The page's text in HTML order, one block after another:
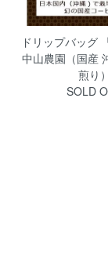
ドリップバッグ
中山農園（国産
煎り）
SOLD